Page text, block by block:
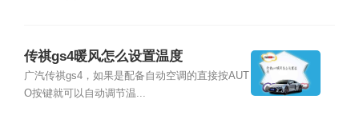
传祺gs4暖风怎么设置温度
广汽传祺gs4，如果是配备自动空调的直接按AUT
O按键就可以自动调节温...